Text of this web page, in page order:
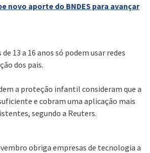
novo aporte do BNDES para avançar
13 a 16 anos só podem usar redes
dos pais.
a proteção infantil consideram que a
e cobram uma aplicação mais
segundo a Reuters.
obriga empresas de tecnologia a